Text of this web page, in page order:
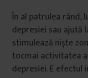
În al patrulea rând,
depresiei sau ajută
stimulează niște
tocmai activitatea
depresiei. E